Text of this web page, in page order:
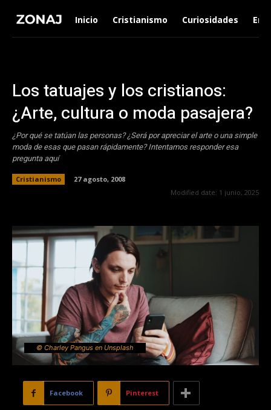
Inicio Cristianismo Curiosidades
Los tatuajes y los cristianos:
¿Arte, cultura o moda pasajera?
¿Por qué se tatúan las personas? ¿Será por apreciar el arte o una simple
moda de esas que pasan rápidamente? Intentamos responder esa
pregunta aquí
Cristianismo
27 agosto, 2008
Modified date: 1 junio, 2025
© Charley Pangus en Unsplash
Facebook Pinterest